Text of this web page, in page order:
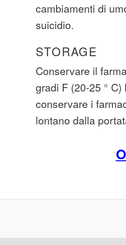
cambiamenti di
suicidio.
STORAGE
Conservare il
gradi F (20-25 °
conservare i
lontano dalla